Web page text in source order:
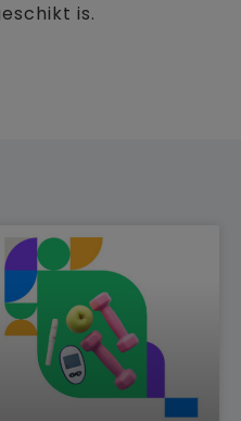
is.